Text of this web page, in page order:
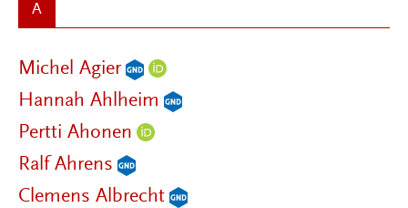
A
Michel Agier
Hannah Ahlheim
Pertti Ahonen
Ralf Ahrens
Clemens Albrecht